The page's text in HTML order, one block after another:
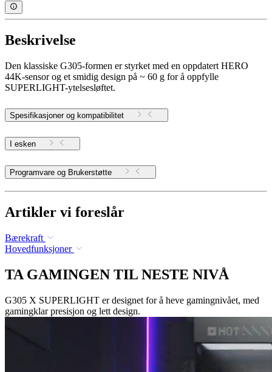
Beskrivelse
Den klassiske G305-formen er styrket med en oppdatert HERO
44K-sensor og et smidig design på ~ 60 g for å oppfylle
SUPERLIGHT-ytelsesløftet.
Spesifikasjoner og kompatibilitet
I esken
Programvare og Brukerstøtte
Artikler vi foreslår
Bærekraft
Hovedfunksjoner
TA GAMINGEN TIL NESTE NIVÅ
G305 X SUPERLIGHT er designet for å heve gamingnivået, med
gamingklar presisjon og lett design.